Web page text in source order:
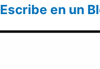
Escribe en un